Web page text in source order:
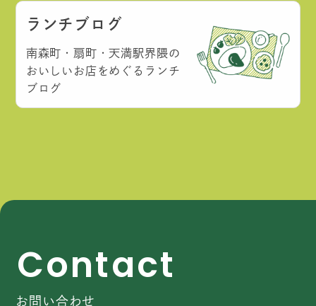
ランチブログ
南森町・扇町・天満駅界隈の
おいしいお店をめぐるランチ
ブログ
Contact
お問い合わせ